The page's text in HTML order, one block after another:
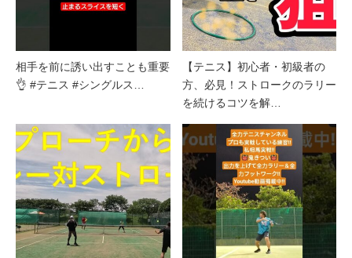
相手を前に誘い出すことも重要
👌 #テニス #シングルス…
【テニス】初心者・初級者の
方、必見！ストロークのラリー
を続けるコツを解…